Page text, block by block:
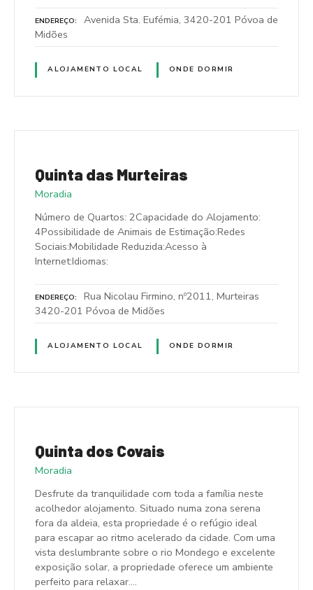
ENDEREÇO
Avenida Sta. Eufémia, 3420-201 Póvoa de
Midões
ALOJAMENTO LOCAL ONDE DORMIR
Quinta das Murteiras
Moradia
Número de Quartos: 2Capacidade do Alojamento:
4Possibilidade de Animais de Estimação:Redes
Sociais:Mobilidade Reduzida:Acesso à
Internet:Idiomas:
ENDEREÇO
Rua Nicolau Firmino, nº2011, Murteiras
3420-201 Póvoa de Midões
ALOJAMENTO LOCAL ONDE DORMIR
Quinta dos Covais
Moradia
Desfrute da tranquilidade com toda a família neste
acolhedor alojamento. Situado numa zona serena
fora da aldeia, esta propriedade é o refúgio ideal
para escapar ao ritmo acelerado da cidade. Com uma
vista deslumbrante sobre o rio Mondego e excelente
exposição solar, a propriedade oferece um ambiente
perfeito para relaxar….